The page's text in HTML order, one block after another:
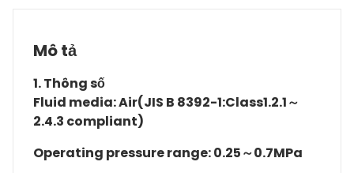
Mô tả
1. Thông số
Fluid media: Air(JIS B 8392-1:Class1.2.1～
2.4.3 compliant)
Operating pressure range: 0.25～0.7MPa